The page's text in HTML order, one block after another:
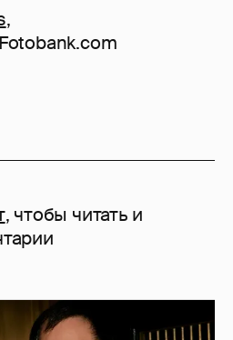
,
, чтобы читать и